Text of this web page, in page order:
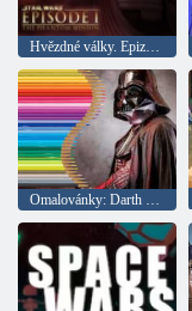
Omalovánky: Darth Vader